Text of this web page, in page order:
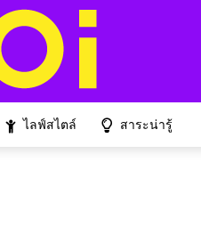
ไลฟ์สไตล์ สาระน่ารู้